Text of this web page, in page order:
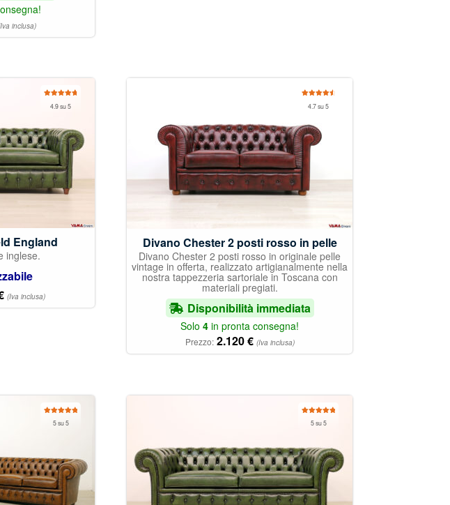
inclusa)
4.9 su 5
England
inglese.
(Iva inclusa)
4.7 su 5
Divano Chester 2 posti rosso in pelle
Divano Chester 2 posti rosso in originale pelle
vintage in offerta, realizzato artigianalmente nella
nostra tappezzeria sartoriale in Toscana con
materiali pregiati.
Disponibilità immediata
Solo4 in pronta consegna!
Prezzo: 2.120€ (Iva inclusa)
5 su 5 5 su 5